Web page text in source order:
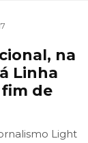
na
Linha
fim de
Light